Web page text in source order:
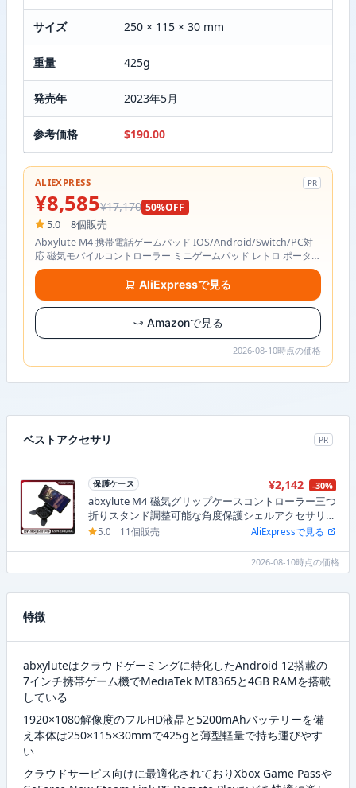
サイズ 250 × 115 × 30 mm
重量 425g
発売年 2023年5月
参考価格 $190.00
ALIEXPRESS PR
¥8,585¥17,170 50%OFF
5.0 8個販売
Abxylute M4 携帯電話ゲームパッド IOS/Android/Switch/PC対
応 磁気モバイルコントローラー ミニゲームパッド レトロ ポータブ
ル MagSafe対応
AliExpressで見る
Amazonで見る
2026-08-10時点の価格
ベストアクセサリ PR
保護ケース ¥2,142 -30%
abxylute M4 磁気グリップケースコントローラー三つ
折りスタンド調整可能な角度保護シェルアクセサリー
ゲーマーギフト用
5.0 11個販売 AliExpressで見る
2026-08-10時点の価格
特徴
abxyluteはクラウドゲーミングに特化したAndroid 12搭載の
7インチ携帯ゲーム機でMediaTek MT8365と4GB RAMを搭載
している
1920×1080解像度のフルHD液晶と5200mAhバッテリーを備
え本体は250×115×30mmで425gと薄型軽量で持ち運びやす
い
クラウドサービス向けに最適化されておりXbox Game Passや